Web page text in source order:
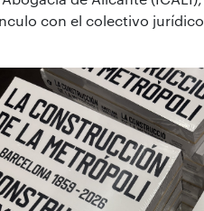
con el colectivo